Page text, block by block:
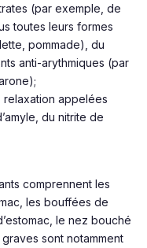
(par exemple, de
toutes leurs formes
pommade), du
anti-arythmiques (par
appelées
du nitrite de
comprennent les
les bouffées de
le nez bouché
sont notamment